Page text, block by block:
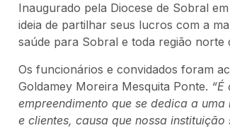
Inaugurado pela Diocese de Sobral
ideia de partilhar seus lucros com a
saúde para Sobral e toda região norte
Os funcionários e convidados foram
Goldamey Moreira Mesquita Ponte.
empreendimento que se dedica a
e clientes, causa que nossa